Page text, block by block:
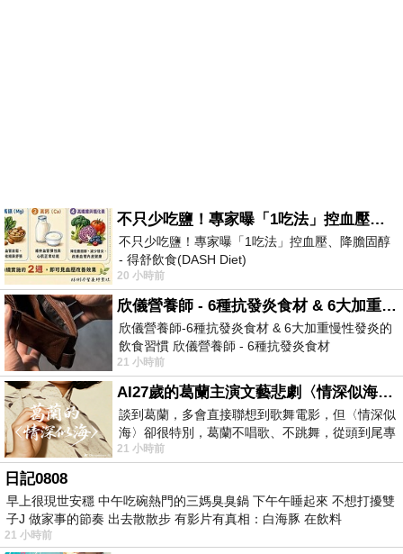
不只少吃鹽！專家曝「1吃法」控血壓、降膽固醇 - 得舒飲食(DASH Diet)
不只少吃鹽！專家曝「1吃法」控血壓、降膽固醇
- 得舒飲食(DASH Diet)
https://www.facebook.com/dietitiansophia/
posts/157966
20 小時前
欣儀營養師 - 6種抗發炎食材 & 6大加重慢性發炎的飲食習慣
欣儀營養師-6種抗發炎食材 & 6大加重慢性發炎的
飲食習慣 欣儀營養師 - 6種抗發炎食材
https://www.facebook.com/photo/?fbid=147
21 小時前
AI27歲的葛蘭主演文藝悲劇〈情深似海〉 #戀上老電影 #葛蘭 #粟子
談到葛蘭，多會直接聯想到歌舞電影，但〈情深似
海〉卻很特別，葛蘭不唱歌、不跳舞，從頭到尾專
心演戲。拍攝期間，經常工作超過12個鐘
21 小時前
日記0808
早上很現世安穩 中午吃碗熱門的三媽臭臭鍋 下午午睡起來 不想打擾雙
子J 做家事的節奏 出去散散步 有影片有真相：白海豚 在飲料
21 小時前